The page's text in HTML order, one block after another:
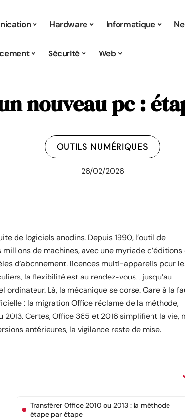
Hardware Informatique
Sécurité Web
nouveau pc :
OUTILS NUMÉRIQUES
26/02/2026
de logiciels anodins. Depuis 1990, l’outil de
de machines, avec une myriade d’éditions
d’abonnement, licences multi-appareils pour
la flexibilité est au rendez-vous… jusqu’au
ordinateur. Là, la mécanique se corse. Gare à la
: la migration Office réclame de la méthode,
Certes, Office 365 et 2016 simplifient la vie,
antérieures, la vigilance reste de mise.
Transférer Office 2010 ou 2013 : la méthode
étape par étape